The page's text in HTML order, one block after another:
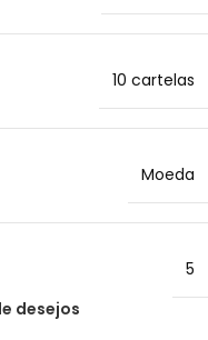
10 cartelas
Moeda
5
desejos